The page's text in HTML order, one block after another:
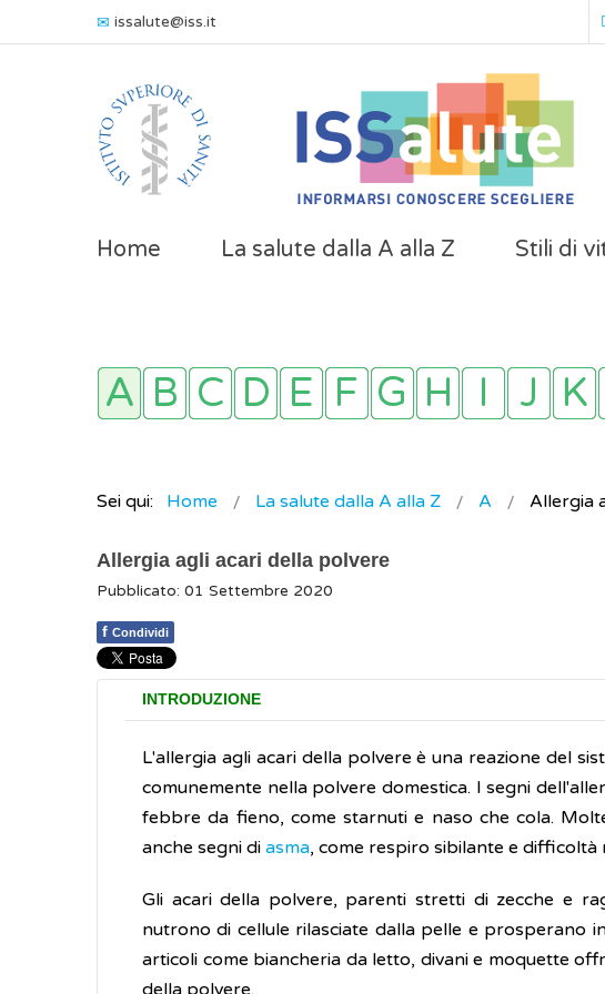
issalute@iss.it
Home La salute dalla A alla Z Stili di
Sei qui: Home La salute dalla A alla Z A Allergia
Allergia agli acari della polvere
Pubblicato: 01 Settembre 2020
f Condividi
INTRODUZIONE
L'allergia agli acari della polvere è una reazione del
comunemente nella polvere domestica. I segni
febbre da fieno, come starnuti e naso che cola.
anche segni di asma, come respiro sibilante e difficoltà
Gli acari della polvere, parenti stretti di zecche e
nutrono di cellule rilasciate dalla pelle e prosperano
articoli come biancheria da letto, divani e moquette
della polvere.